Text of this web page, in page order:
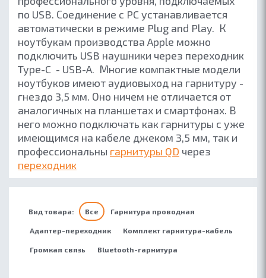
по USB. Соединение с PC устанавливается
автоматически в режиме Plug and Play. К
ноутбукам производства Apple можно
подключить USB наушники через переходник
Type-C - USB-A. Многие компактные модели
ноутбуков имеют аудиовыход на гарнитуру -
гнездо 3,5 мм. Оно ничем не отличается от
аналогичных на планшетах и смартфонах. В
него можно подключать как гарнитуры с уже
имеющимся на кабеле джеком 3,5 мм, так и
профессиональны гарнитуры QD через
переходник
Вид товара: Все Гарнитура проводная
Адаптер-переходник Комплект гарнитура-кабель
Громкая связь Bluetooth-гарнитура